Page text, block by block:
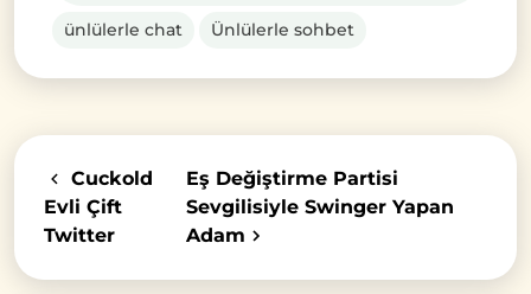
ünlülerle chat
Ünlülerle sohbet
Cuckold
Evli Çift
Twitter
Eş Değiştirme Partisi
Sevgilisiyle Swinger Yapan
Adam